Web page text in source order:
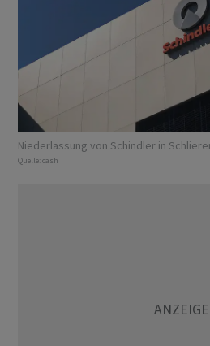
Niederlassung von Schindler in
Quelle: cash